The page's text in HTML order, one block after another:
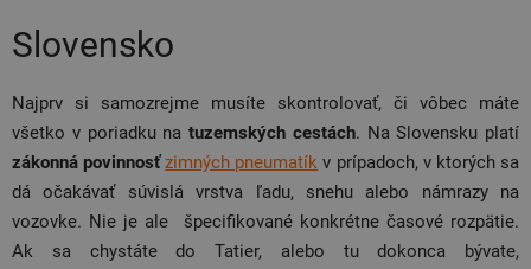
Slovensko
Najprv si samozrejme musíte skontrolovať, či vôbec máte
všetko v poriadku na tuzemských cestách. Na Slovensku platí
zákonná povinnosťzimných pneumatík v prípadoch, v ktorých sa
dá očakávať súvislá vrstva ľadu, snehu alebo námrazy na
vozovke. Nie je ale špecifikované konkrétne časové rozpätie.
Ak sa chystáte do Tatier, alebo tu dokonca bývate,